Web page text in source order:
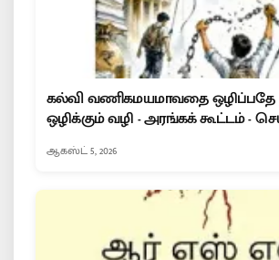
கல்வி வணிகமயமாவதை
ஒழிக்கும் வழி - அரங்கக் கூட்டம் -
ஆகஸ்ட் 5, 2026